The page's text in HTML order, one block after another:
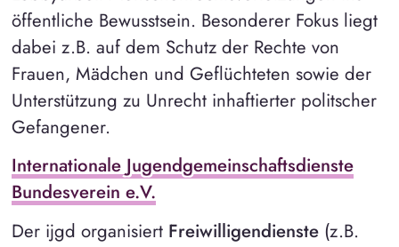
öffentliche Bewusstsein. Besonderer Fokus liegt
dabei z.B. auf dem Schutz der Rechte von
Frauen, Mädchen und Geflüchteten sowie der
Unterstützung zu Unrecht inhaftierter politscher
Gefangener.
Internationale Jugendgemeinschaftsdienste
Bundesverein e.V.
Der ijgd organisiert Freiwilligendienste(z.B.